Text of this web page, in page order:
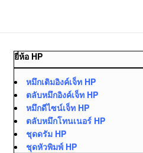
ยี่ห้อ HP
หมึกเติมอิงค์เจ็ท HP
ตลับหมึกอิงค์เจ็ท HP
หมึกดีไซน์เจ็ท HP
ตลับหมึกโทนเนอร์ HP
ชุดดรัม HP
ชุดหัวพิมพ์ HP